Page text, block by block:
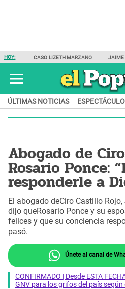
HOY: CASO LIZETH MARZANO JAIME
ÚLTIMAS NOTICIAS
Abogado de
Rosario Ponce:
responderle a
El abogado deCiro Castillo
dijo queRosario Ponce y su
felices y que su conciencia
pasó.
Únete al canal de
CONFIRMADO | Desde ESTA
GNV para los grifos del país según